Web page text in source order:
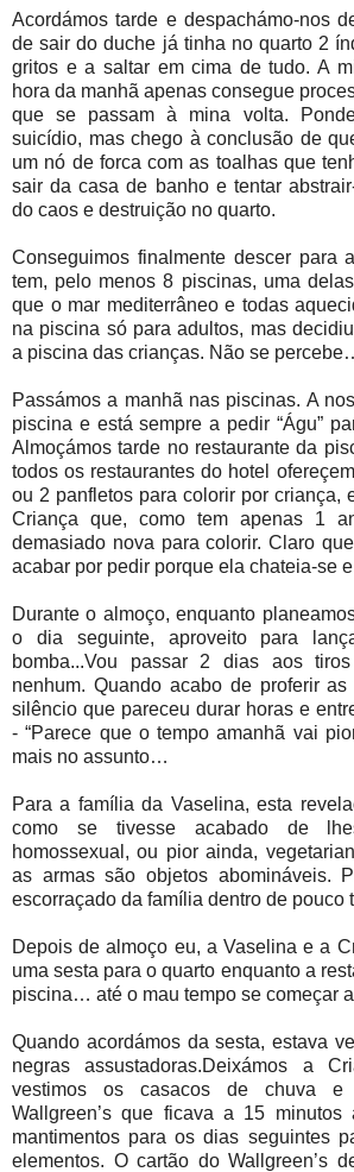
Acordámos tarde e despachámo-nos
de sair do duche já tinha no quarto 2
gritos e a saltar em cima de tudo. A
hora da manhã apenas consegue
que se passam à mina volta.
suicídio, mas chego à conclusão de
um nó de forca com as toalhas que
sair da casa de banho e tentar
do caos e destruição no quarto.
Conseguimos finalmente descer para
tem, pelo menos 8 piscinas, uma
que o mar mediterrâneo e todas
na piscina só para adultos, mas
a piscina das crianças. Não se
Passámos a manhã nas piscinas. A
piscina e está sempre a pedir “Águ”
Almoçámos tarde no restaurante da
todos os restaurantes do hotel
ou 2 panfletos para colorir por criança,
Criança que, como tem apenas 1
demasiado nova para colorir. Claro
acabar por pedir porque ela chateia-se
Durante o almoço, enquanto
o dia seguinte, aproveito para
bomba...Vou passar 2 dias aos
nenhum. Quando acabo de proferir
silêncio que pareceu durar horas e
- “Parece que o tempo amanhã vai
mais no assunto…
Para a família da Vaselina, esta
como se tivesse acabado de
homossexual, ou pior ainda,
as armas são objetos abomináveis.
escorraçado da família dentro de pouco
Depois de almoço eu, a Vaselina e a
uma sesta para o quarto enquanto a
piscina… até o mau tempo se começar
Quando acordámos da sesta, estava
negras assustadoras.Deixámos a
vestimos os casacos de chuva e
Wallgreen’s que ficava a 15
mantimentos para os dias seguintes
elementos. O cartão do Wallgreen’s